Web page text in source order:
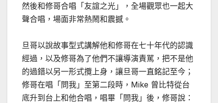
然後和修哥合唱「友誼之光」，全場觀眾也一起大
聲合唱，場面非常熱鬧和震撼。
旦哥以說故事型式講解他和修哥在七十年代的認識
經過，以及修哥為了他們不讓導演責駡，把不是他
的過錯以另一形式攬上身，讓旦哥一直銘記至今；
修哥在唱「問我」至第二段時，Mike 曾比特從台
底升到台上和他合唱，唱畢「問我」後，修哥說：